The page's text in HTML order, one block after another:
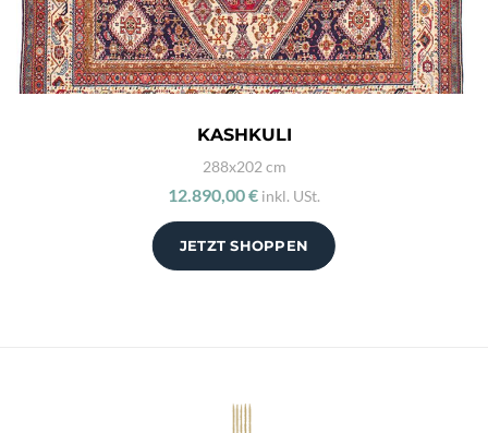
JETZT SHOPPEN
KASHKULI
288x202 cm
12.890,00 € inkl. USt.